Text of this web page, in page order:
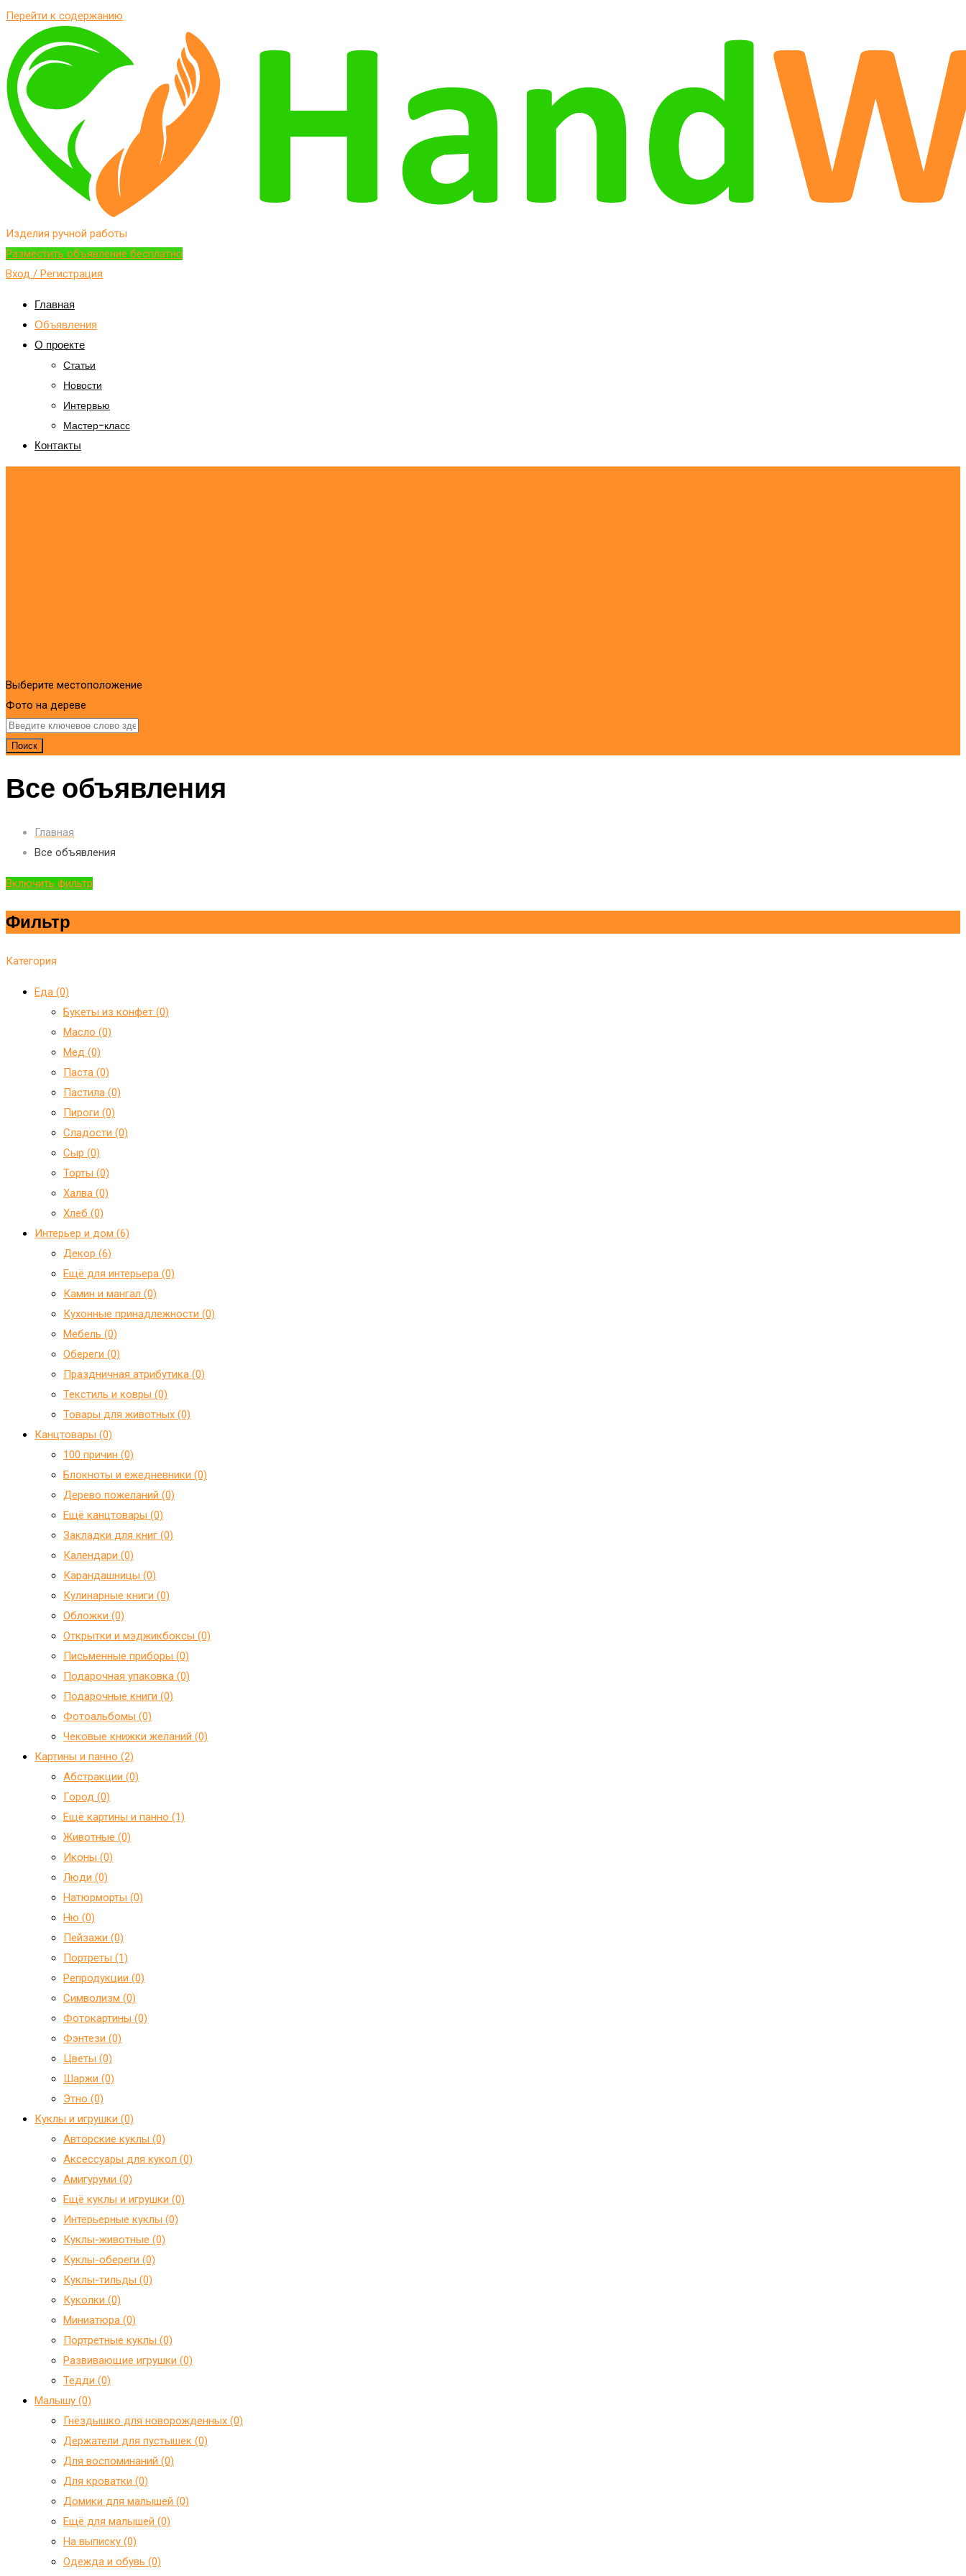
Перейти к содержанию
Изделия ручной работы
Разместить объявление бесплатно
Вход / Регистрация
Главная
Объявления
О проекте
Статьи
Новости
Интервью
Мастер-класс
Контакты
Выберите местоположение
Фото на дереве
Поиск
Все объявления
Главная
Все объявления
Включить фильтр
Фильтр
Категория
Еда (0)
Букеты из конфет (0)
Масло (0)
Мед (0)
Паста (0)
Пастила (0)
Пироги (0)
Сладости (0)
Сыр (0)
Торты (0)
Халва (0)
Хлеб (0)
Интерьер и дом (6)
Декор (6)
Ещё для интерьера (0)
Камин и мангал (0)
Кухонные принадлежности (0)
Мебель (0)
Обереги (0)
Праздничная атрибутика (0)
Текстиль и ковры (0)
Товары для животных (0)
Канцтовары (0)
100 причин (0)
Блокноты и ежедневники (0)
Дерево пожеланий (0)
Ещё канцтовары (0)
Закладки для книг (0)
Календари (0)
Карандашницы (0)
Кулинарные книги (0)
Обложки (0)
Открытки и мэджикбоксы (0)
Письменные приборы (0)
Подарочная упаковка (0)
Подарочные книги (0)
Фотоальбомы (0)
Чековые книжки желаний (0)
Картины и панно (2)
Абстракции (0)
Город (0)
Ещё картины и панно (1)
Животные (0)
Иконы (0)
Люди (0)
Натюрморты (0)
Ню (0)
Пейзажи (0)
Портреты (1)
Репродукции (0)
Символизм (0)
Фотокартины (0)
Фэнтези (0)
Цветы (0)
Шаржи (0)
Этно (0)
Куклы и игрушки (0)
Авторские куклы (0)
Аксессуары для кукол (0)
Амигуруми (0)
Ещё куклы и игрушки (0)
Интерьерные куклы (0)
Куклы-животные (0)
Куклы-обереги (0)
Куклы-тильды (0)
Куколки (0)
Миниатюра (0)
Портретные куклы (0)
Развивающие игрушки (0)
Тедди (0)
Малышу (0)
Гнёздышко для новорожденных (0)
Держатели для пустышек (0)
Для воспоминаний (0)
Для кроватки (0)
Домики для малышей (0)
Ещё для малышей (0)
На выписку (0)
Одежда и обувь (0)